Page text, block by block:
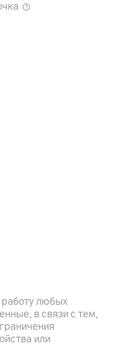
работу любых
в связи с тем,
или